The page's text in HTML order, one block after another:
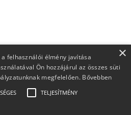
×
felhasználói élmény javítása
Ön hozzájárul az összes süti
megfelelően. Bővebben
TELJESÍTMÉNY